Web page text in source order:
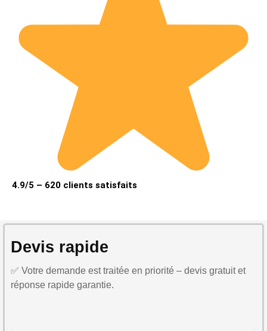
4.9/5 – 620 clients satisfaits
Devis rapide
✅ Votre demande est traitée en priorité – devis gratuit et
réponse rapide garantie.